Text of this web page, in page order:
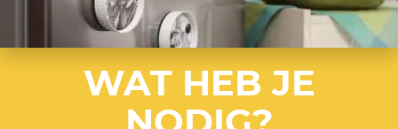
WAT HEB JE